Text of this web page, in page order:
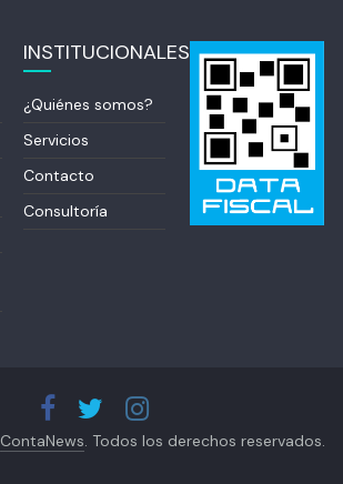
INSTITUCIONALES
¿Quiénes somos?
Servicios
Contacto
Consultoría
ContaNews. Todos los derechos reservados.